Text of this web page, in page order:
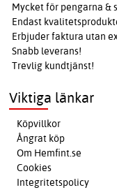
Mycket för pengarna &
Endast
Erbjuder faktura utan
Snabb leverans!
Trevlig kundtjänst!
Viktiga länkar
Köpvillkor
Ångrat köp
Om Hemfint.se
Cookies
Integritetspolicy